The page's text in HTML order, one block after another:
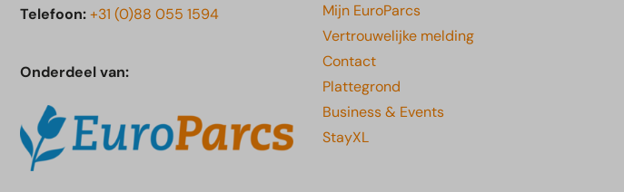
Telefoon:+31 (0)88 055 1594
Onderdeel van:
Mijn EuroParcs
Vertrouwelijke melding
Contact
Plattegrond
Business & Events
StayXL